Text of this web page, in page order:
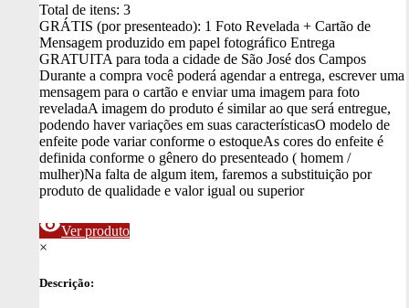
Total de itens: 3
GRÁTIS (por presenteado): 1 Foto Revelada + Cartão de
Mensagem produzido em papel fotográfico Entrega
GRATUITA para toda a cidade de São José dos Campos
Durante a compra você poderá agendar a entrega, escrever uma
mensagem para o cartão e enviar uma imagem para foto
reveladaA imagem do produto é similar ao que será entregue,
podendo haver variações em suas característicasO modelo de
enfeite pode variar conforme o estoqueAs cores do enfeite é
definida conforme o gênero do presenteado ( homem /
mulher)Na falta de algum item, faremos a substituição por
produto de qualidade e valor igual ou superior
visibilityVer produto
×
Descrição: